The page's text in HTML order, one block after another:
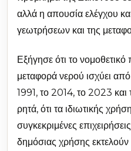
αλλά η απουσία ελέγχου
γεωτρήσεων και της
Εξήγησε ότι το νομοθετικό
μεταφορά νερού ισχύει
1991, το 2014, το 2023
ρητά, ότι τα ιδιωτικής
συγκεκριμένες
δημόσιας χρήσης